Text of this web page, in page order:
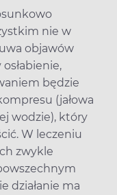
nie w
objawów
będzie
(jałowa
wodzie), który
W leczeniu
zwykle
działanie ma